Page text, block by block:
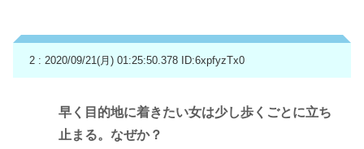
2 : 2020/09/21(月) 01:25:50.378 ID:6xpfyzTx0
早く目的地に着きたい女は少し歩くごとに立ち
止まる。なぜか？